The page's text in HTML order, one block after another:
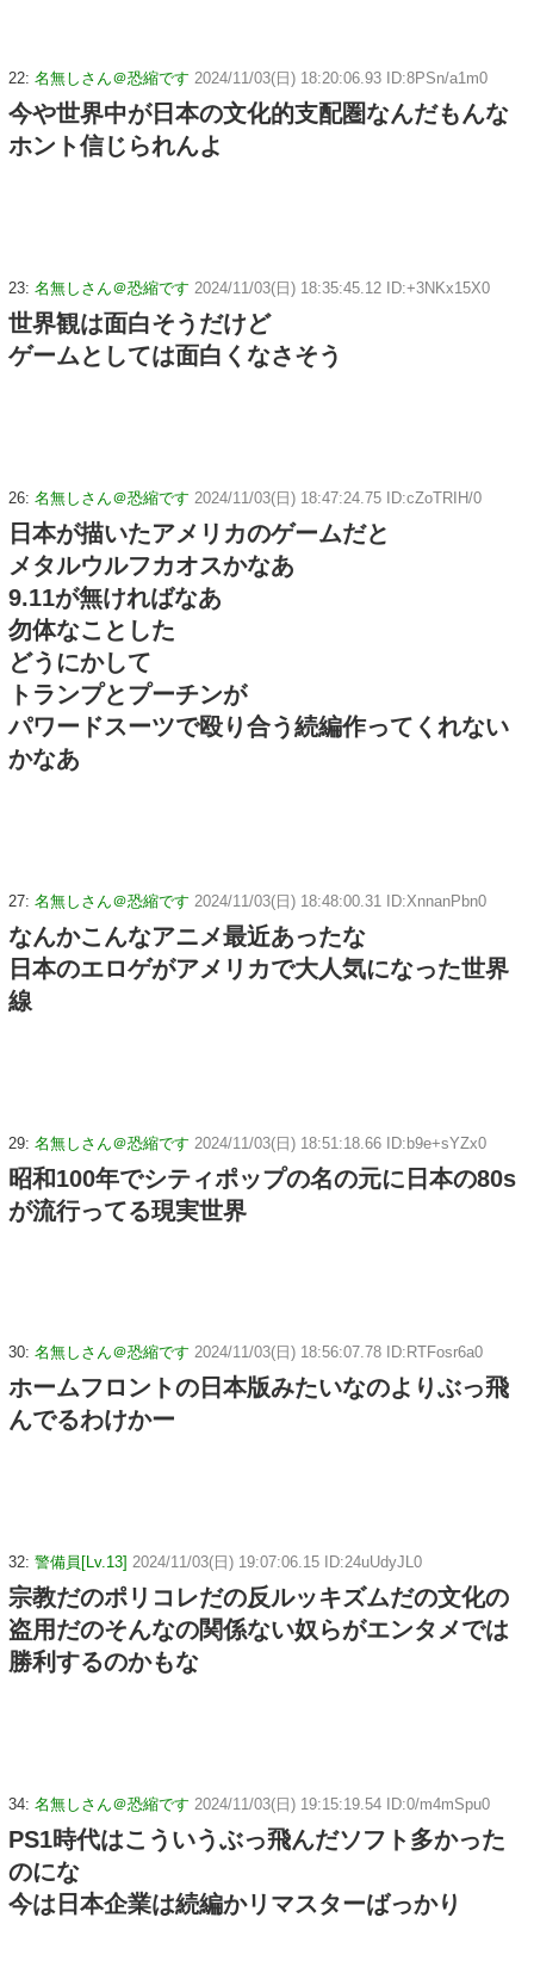
22: 名無しさん＠恐縮です 2024/11/03(日) 18:20:06.93 ID:8PSn/a1m0
今や世界中が日本の文化的支配圏なんだもんな
ホント信じられんよ
23: 名無しさん＠恐縮です 2024/11/03(日) 18:35:45.12 ID:+3NKx15X0
世界観は面白そうだけど
ゲームとしては面白くなさそう
26: 名無しさん＠恐縮です 2024/11/03(日) 18:47:24.75 ID:cZoTRIH/0
日本が描いたアメリカのゲームだと
メタルウルフカオスかなあ
9.11が無ければなあ
勿体なことした
どうにかして
トランプとプーチンが
パワードスーツで殴り合う続編作ってくれない
かなあ
27: 名無しさん＠恐縮です 2024/11/03(日) 18:48:00.31 ID:XnnanPbn0
なんかこんなアニメ最近あったな
日本のエロゲがアメリカで大人気になった世界
線
29: 名無しさん＠恐縮です 2024/11/03(日) 18:51:18.66 ID:b9e+sYZx0
昭和100年でシティポップの名の元に日本の80s
が流行ってる現実世界
30: 名無しさん＠恐縮です 2024/11/03(日) 18:56:07.78 ID:RTFosr6a0
ホームフロントの日本版みたいなのよりぶっ飛
んでるわけかー
32: 警備員[Lv.13] 2024/11/03(日) 19:07:06.15 ID:24uUdyJL0
宗教だのポリコレだの反ルッキズムだの文化の
盗用だのそんなの関係ない奴らがエンタメでは
勝利するのかもな
34: 名無しさん＠恐縮です 2024/11/03(日) 19:15:19.54 ID:0/m4mSpu0
PS1時代はこういうぶっ飛んだソフト多かった
のにな
今は日本企業は続編かリマスターばっかり